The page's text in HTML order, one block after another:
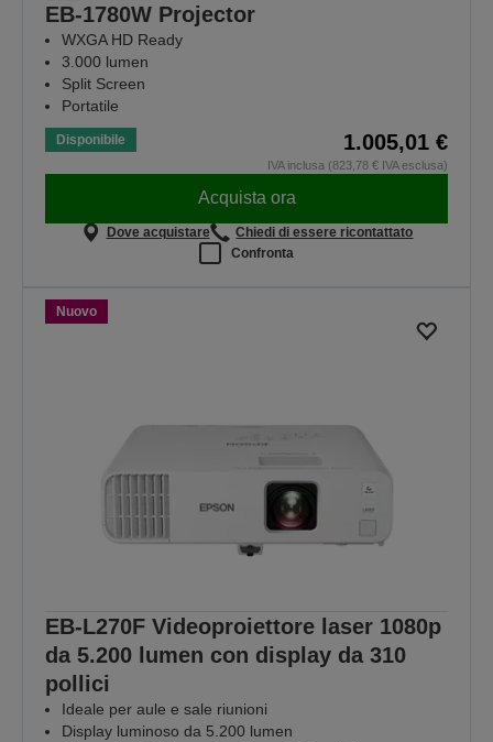
EB-1780W Projector
WXGA HD Ready
3.000 lumen
Split Screen
Portatile
Disponibile 1.005,01 €
IVA inclusa (823,78 € IVA esclusa)
Acquista ora
Dove acquistare
Chiedi di essere ricontattato
Confronta
Nuovo
EB-L270F Videoproiettore laser 1080p
da 5.200 lumen con display da 310
pollici
Ideale per aule e sale riunioni
Display luminoso da 5.200 lumen